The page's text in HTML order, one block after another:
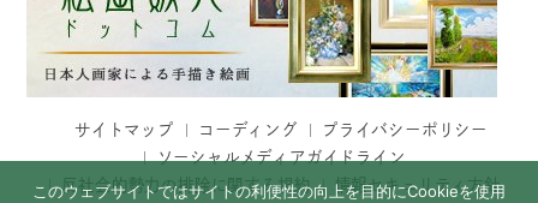
サイトマップ コーディング
プライバシーポリシー
ソーシャルメディアガイドライン
反社会的勢力の排除に関する規約
情報セキュリティ方針
このウェブサイトではサイトの利便性の向上を目的にCookieを使用